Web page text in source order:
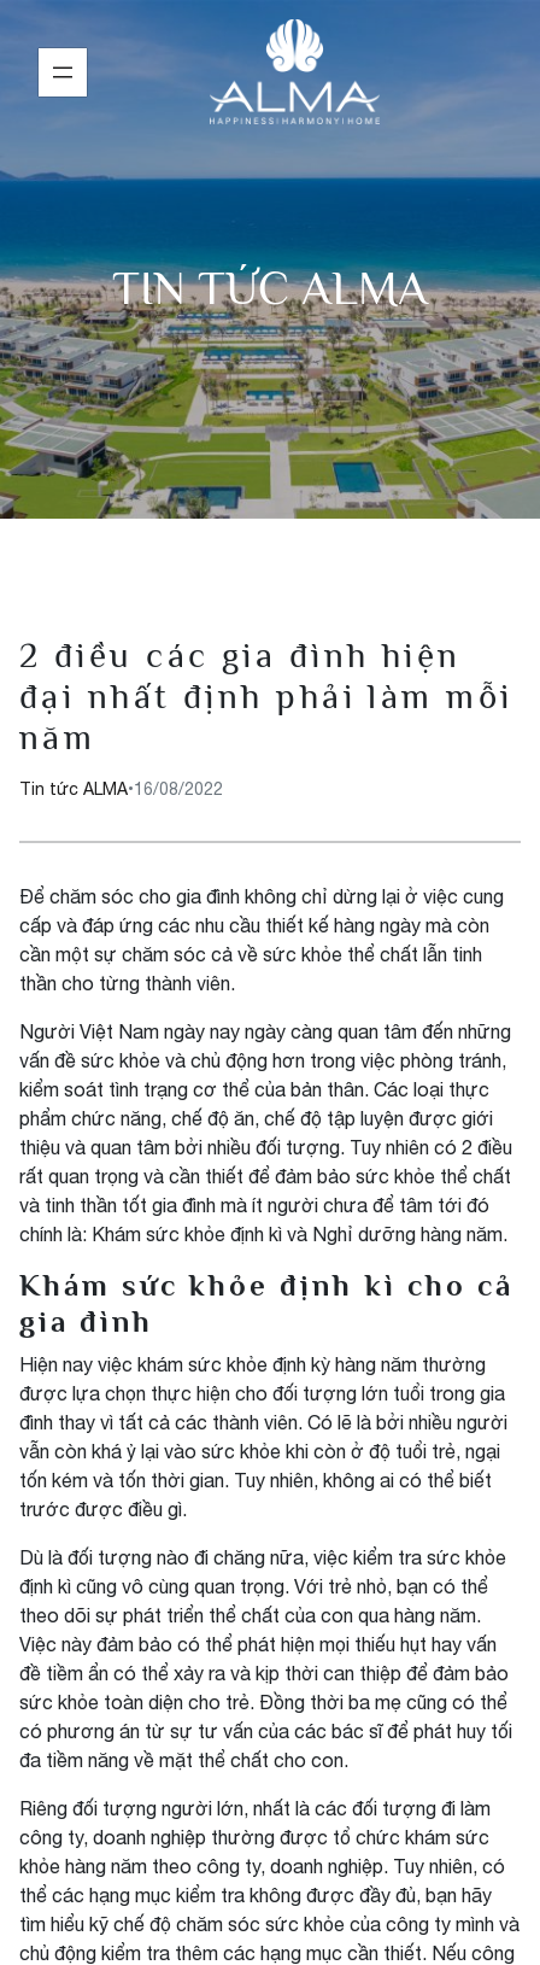
TIN TỨC ALMA
2 điều các gia đình hiện
đại nhất định phải làm mỗi
năm
Tin tức ALMA•16/08/2022
Để chăm sóc cho gia đình không chỉ dừng lại ở việc cung
cấp và đáp ứng các nhu cầu thiết kế hàng ngày mà còn
cần một sự chăm sóc cả về sức khỏe thể chất lẫn tinh
thần cho từng thành viên.
Người Việt Nam ngày nay ngày càng quan tâm đến những
vấn đề sức khỏe và chủ động hơn trong việc phòng tránh,
kiểm soát tình trạng cơ thể của bản thân. Các loại thực
phẩm chức năng, chế độ ăn, chế độ tập luyện được giới
thiệu và quan tâm bởi nhiều đối tượng. Tuy nhiên có 2 điều
rất quan trọng và cần thiết để đảm bảo sức khỏe thể chất
và tinh thần tốt gia đình mà ít người chưa để tâm tới đó
chính là: Khám sức khỏe định kì và Nghỉ dưỡng hàng năm.
Khám sức khỏe định kì cho cả
gia đình
Hiện nay việc khám sức khỏe định kỳ hàng năm thường
được lựa chọn thực hiện cho đối tượng lớn tuổi trong gia
đình thay vì tất cả các thành viên. Có lẽ là bởi nhiều người
vẫn còn khá ỷ lại vào sức khỏe khi còn ở độ tuổi trẻ, ngại
tốn kém và tốn thời gian. Tuy nhiên, không ai có thể biết
trước được điều gì.
Dù là đối tượng nào đi chăng nữa, việc kiểm tra sức khỏe
định kì cũng vô cùng quan trọng. Với trẻ nhỏ, bạn có thể
theo dõi sự phát triển thể chất của con qua hàng năm.
Việc này đảm bảo có thể phát hiện mọi thiếu hụt hay vấn
đề tiềm ẩn có thể xảy ra và kịp thời can thiệp để đảm bảo
sức khỏe toàn diện cho trẻ. Đồng thời ba mẹ cũng có thể
có phương án từ sự tư vấn của các bác sĩ để phát huy tối
đa tiềm năng về mặt thể chất cho con.
Riêng đối tượng người lớn, nhất là các đối tượng đi làm
công ty, doanh nghiệp thường được tổ chức khám sức
khỏe hàng năm theo công ty, doanh nghiệp. Tuy nhiên, có
thể các hạng mục kiểm tra không được đầy đủ, bạn hãy
tìm hiểu kỹ chế độ chăm sóc sức khỏe của công ty mình và
chủ động kiểm tra thêm các hạng mục cần thiết. Nếu công